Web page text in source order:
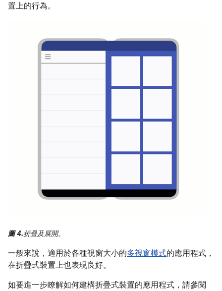
置上的行為。
圖 4.折疊及展開。
一般來說，適用於各種視窗大小的多視窗模式的應用程式，
在折疊式裝置上也表現良好。
如要進一步瞭解如何建構折疊式裝置的應用程式，請參閱